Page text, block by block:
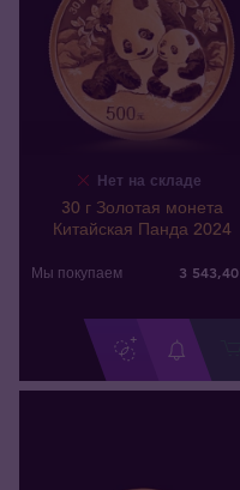
Нет на складе
30 г Золотая монета
Китайская Панда 2024
Мы покупаем 3 543,40